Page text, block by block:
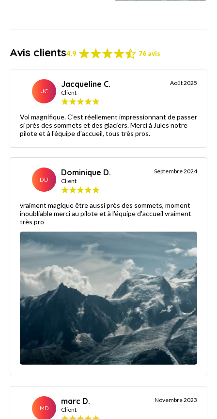
Avis clients4.9 76 avis
JC
Jacqueline C.
Client
Août 2025
Vol magnifique. C'est réellement impressionnant de passer
si près des sommets et des glaciers. Merci à Jules notre
pilote et à l'équipe d'accueil, tous très pros.
DD
Dominique D.
Client
Septembre 2024
vraiment magique être aussi près des sommets, moment
inoubliable merci au pilote et à l'équipe d'accueil vraiment
très pro
MD
marc D.
Client
Novembre 2023